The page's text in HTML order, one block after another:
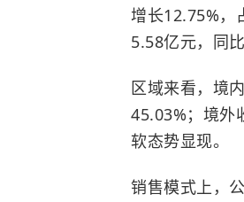
增长12.75%，
5.58亿元，同
区域来看，境
45.03%；境外
软态势显现。
销售模式上，